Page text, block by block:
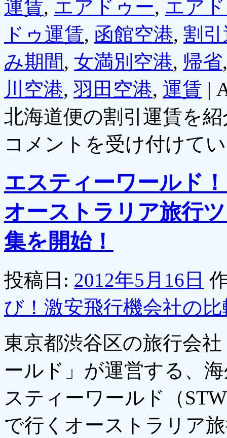
運賃, エアドゥー, エア
ドゥ運賃, 函館空港, 割
み期間, 女満別空港, 帰省
川空港, 羽田空港, 運賃 |
北海道便の割引運賃を
コメントを受け付けて
エスティーワールド
オーストラリア旅行
集を開始！
投稿日: 2012年5月16日
び！激安飛行機会社の
東京都渋谷区の旅行会
ールド」が運営する、
スティーワールド（
で行くオーストラリア